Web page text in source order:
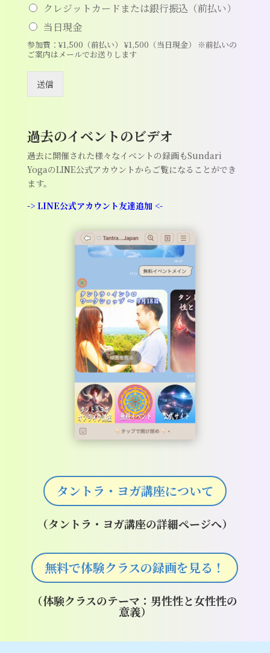
クレジットカードまたは銀行振込（前払い）
当日現金
参加費：¥1,500（前払い） ¥1,500（当日現金） ※前払いの
ご案内はメールでお送りします
送信
過去のイベントのビデオ
過去に開催された様々なイベントの録画もSundari
YogaのLINE公式アカウントからご覧になることができ
ます。
-> LINE公式アカウント友達追加 <-
タントラ・ヨガ講座について
（タントラ・ヨガ講座の詳細ページへ）
無料で体験クラスの録画を見る！
（体験クラスのテーマ：男性性と女性性の
意義）